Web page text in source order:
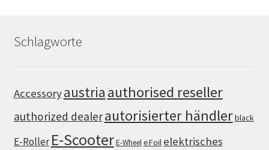
Schlagworte
Accessoryaustria authorised reseller
authorized dealerautorisierter händlerblack
E-Roller E-ScooterE-WheeleFoil elektrisches